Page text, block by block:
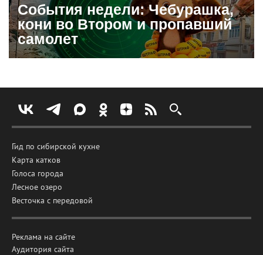
События недели: Чебурашка,
кони во Втором и пропавший
самолет
Гид по сибирской кухне
Карта катков
Голоса города
Лесное озеро
Весточка с передовой
Реклама на сайте
Аудитория сайта